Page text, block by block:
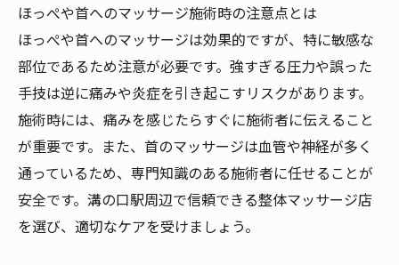
ほっぺや首へのマッサージ施術時の注意点とは
ほっぺや首へのマッサージは効果的ですが、特に敏感な
部位であるため注意が必要です。強すぎる圧力や誤った
手技は逆に痛みや炎症を引き起こすリスクがあります。
施術時には、痛みを感じたらすぐに施術者に伝えること
が重要です。また、首のマッサージは血管や神経が多く
通っているため、専門知識のある施術者に任せることが
安全です。溝の口駅周辺で信頼できる整体マッサージ店
を選び、適切なケアを受けましょう。